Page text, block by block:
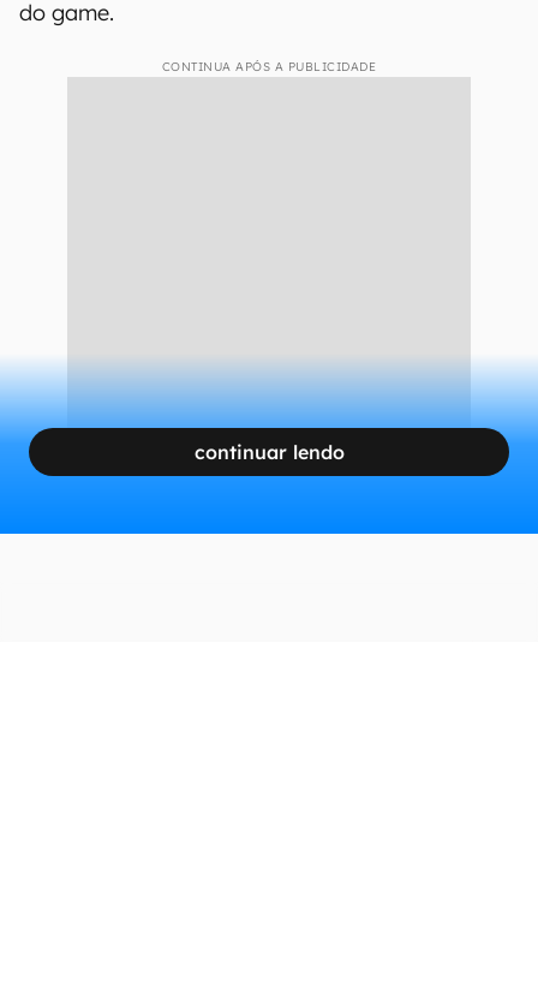
do game.
CONTINUA APÓS A PUBLICIDADE
continuar lendo